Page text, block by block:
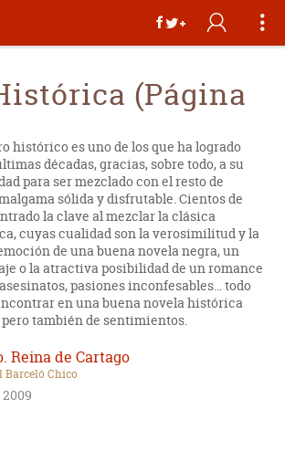
(Página
histórico es uno de los que ha logrado
décadas, gracias, sobre todo, a su
para ser mezclado con el resto de
sólida y disfrutable. Cientos de
la clave al mezclar la clásica
cuyas cualidad son la verosimilitud y la
de una buena novela negra, un
o la atractiva posibilidad de un romance
pasiones inconfesables... todo
en una buena novela histórica
pero también de sentimientos.
Reina de Cartago
Barceló Chico
2009